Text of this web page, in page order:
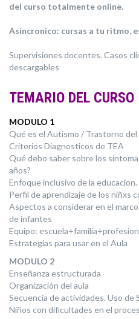
del curso totalmente online.
Asincronico: cursas a tu ritmo,
Supervisiones docentes. Casos
descargables
TEMARIO DEL CURSO
MODULO 1
Qué es el Autismo / Trastorno
Criterios Diagnosticos de TEA
Qué debo saber sobre los
años?
Enfoque inclusivo de la educacion.
Perfil de aprendizaje de los niñxs
Aspectos a considerar en el
de infantes
Equipo:
Estrategias para usar en el Aula
MODULO 2
Enseñanza estructurada
Organización del aula
Secuencia de actividades. Uso de
Niños con dificultades en el